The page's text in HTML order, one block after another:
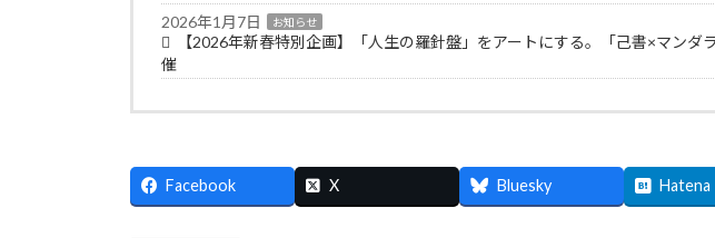
2026年1月7日
お知らせ
【2026年新春特別企画】「人生の羅針盤」をアートにする。「己書×マンダ
催
Facebook X Bluesky Hatena